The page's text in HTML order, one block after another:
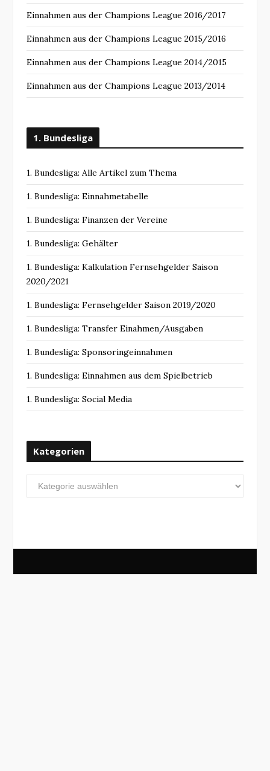
Einnahmen aus der Champions League 2016/2017
Einnahmen aus der Champions League 2015/2016
Einnahmen aus der Champions League 2014/2015
Einnahmen aus der Champions League 2013/2014
1. Bundesliga
1. Bundesliga: Alle Artikel zum Thema
1. Bundesliga: Einnahmetabelle
1. Bundesliga: Finanzen der Vereine
1. Bundesliga: Gehälter
1. Bundesliga: Kalkulation Fernsehgelder Saison
2020/2021
1. Bundesliga: Fernsehgelder Saison 2019/2020
1. Bundesliga: Transfer Einahmen/Ausgaben
1. Bundesliga: Sponsoringeinnahmen
1. Bundesliga: Einnahmen aus dem Spielbetrieb
1. Bundesliga: Social Media
Kategorien
Kategorien